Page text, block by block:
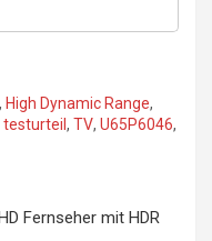
, High Dynamic Range,
testurteil , TV, U65P6046,
Fernseher mit HDR